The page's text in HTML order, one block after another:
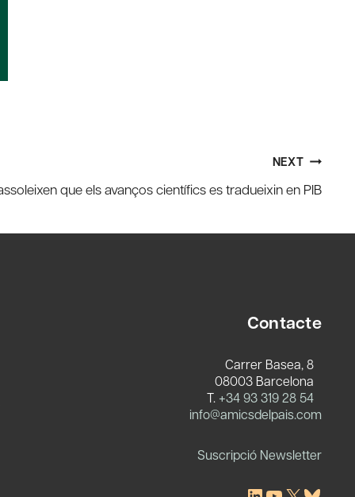
NEXT
que els avanços científics es tradueixin en PIB
Contacte
Carrer Basea, 8
08003 Barcelona
T. +34 93 319 28 54
info@amicsdelpais.com
Suscripció Newsletter